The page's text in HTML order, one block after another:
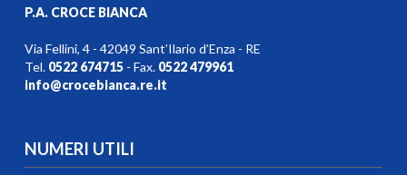
P.A. CROCE BIANCA
Via Fellini, 4 - 42049 Sant’Ilario d’Enza - RE
Tel. 0522 674715- Fax. 0522 479961
info@crocebianca.re.it
NUMERI UTILI